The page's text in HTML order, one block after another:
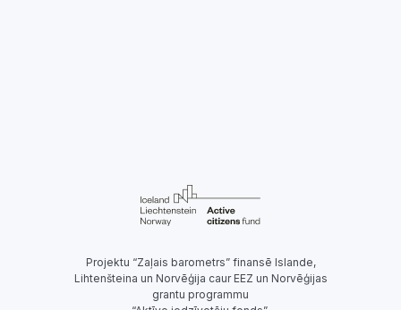
Projektu “Zaļais barometrs” finansē Islande,
Lihtenšteina un Norvēģija caur EEZ un Norvēģijas
grantu programmu